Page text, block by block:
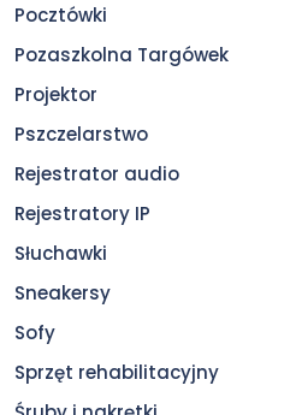
Pocztówki
Pozaszkolna Targówek
Projektor
Pszczelarstwo
Rejestrator audio
Rejestratory IP
Słuchawki
Sneakersy
Sofy
Sprzęt rehabilitacyjny